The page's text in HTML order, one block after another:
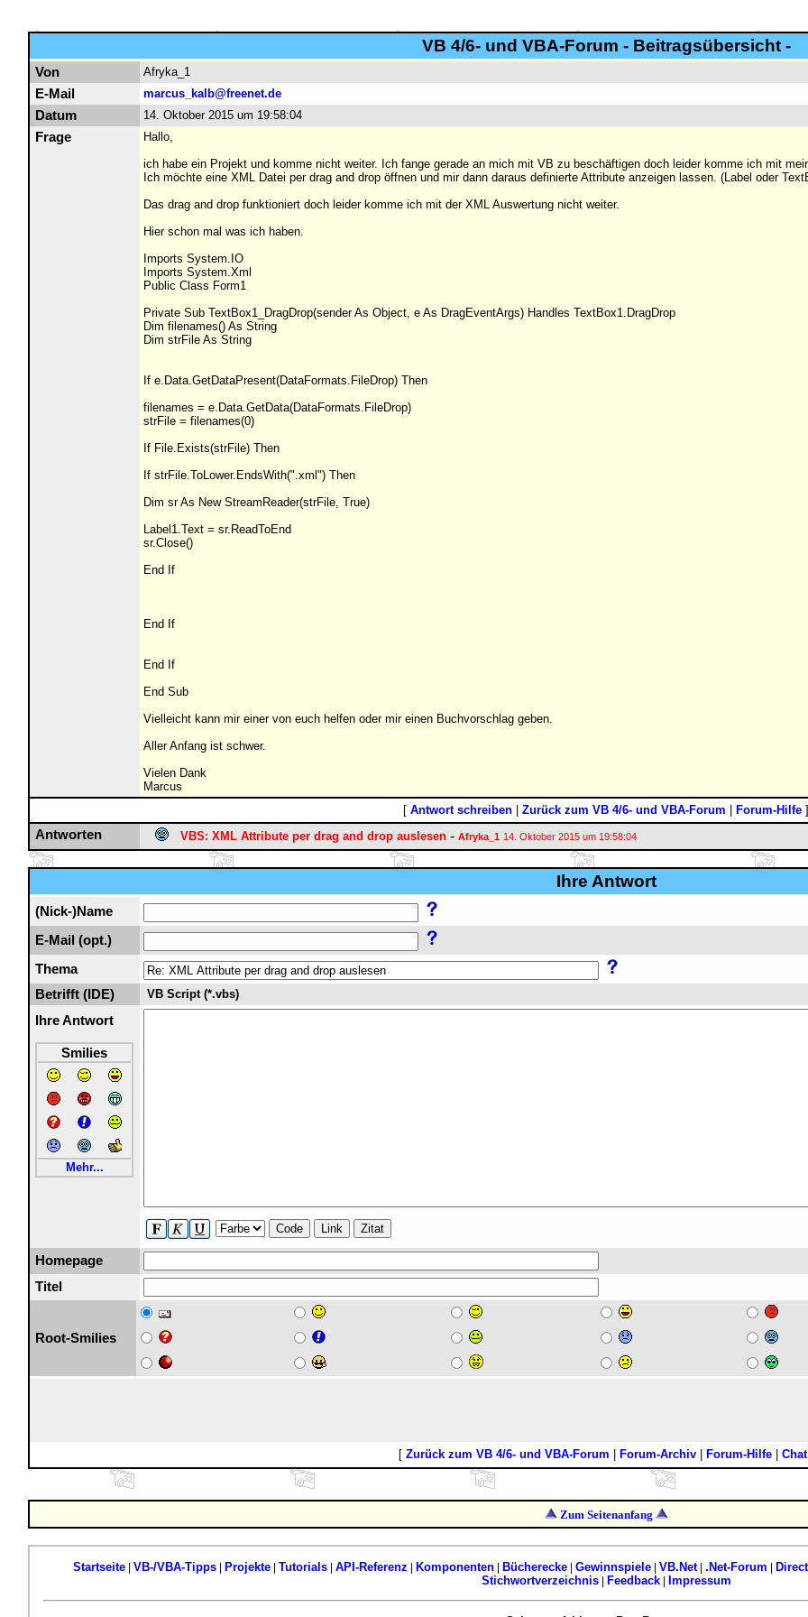
VB 4/6- und VBA-Forum - Beitragsübersicht -
Von Afryka_1
E-Mail marcus_kalb@freenet.de
Datum 14. Oktober 2015 um 19:58:04
Frage
Hallo,
ich habe ein Projekt und komme nicht weiter. Ich fange gerade an mich mit VB zu beschäftigen doch leider komme ich mit
Ich möchte eine XML Datei per drag and drop öffnen und mir dann daraus definierte Attribute anzeigen lassen. (Label oder
Das drag and drop funktioniert doch leider komme ich mit der XML Auswertung nicht weiter.
Hier schon mal was ich haben.
Imports System.IO
Imports System.Xml
Public Class Form1
Private Sub TextBox1_DragDrop(sender As Object, e As DragEventArgs) Handles TextBox1.DragDrop
Dim filenames() As String
Dim strFile As String
If e.Data.GetDataPresent(DataFormats.FileDrop) Then
filenames = e.Data.GetData(DataFormats.FileDrop)
strFile = filenames(0)
If File.Exists(strFile) Then
If strFile.ToLower.EndsWith(".xml") Then
Dim sr As New StreamReader(strFile, True)
Label1.Text = sr.ReadToEnd
sr.Close()
End If
End If
End If
End Sub
Vielleicht kann mir einer von euch helfen oder mir einen Buchvorschlag geben.
Aller Anfang ist schwer.
Vielen Dank
Marcus
[ Antwort schreiben Zurück zum VB 4/6- und VBA-Forum Forum-Hilfe ]
Antworten VBS: XML Attribute per drag and drop auslesen - Afryka_1 14. Oktober 2015 um 19:58:04
Ihre Antwort
(Nick-)Name
E-Mail (opt.)
Thema
Betrifft (IDE)
VB Script (*.vbs)
Ihre Antwort
Smilies
Mehr...
Code Link Zitat
Homepage
Titel
Root-Smilies
[ Zurück zum VB 4/6- und VBA-Forum Forum-Archiv| Forum-Hilfe| Chat
Zum Seitenanfang
Startseite| VB-/VBA-Tipps| Projekte| Tutorials| API-Referenz Komponenten| Bücherecke| Gewinnspiele| VB.Net| .Net-Forum
Stichwortverzeichnis| Feedback| Impressum